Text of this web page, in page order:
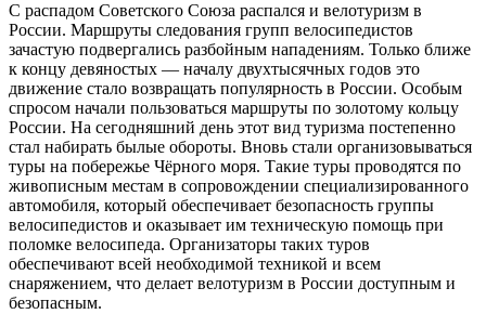
С распадом Советского Союза распался и велотуризм в
России. Маршруты следования групп велосипедистов
зачастую подвергались разбойным нападениям. Только ближе
к концу девяностых — началу двухтысячных годов это
движение стало возвращать популярность в России. Особым
спросом начали пользоваться маршруты по золотому кольцу
России. На сегодняшний день этот вид туризма постепенно
стал набирать былые обороты. Вновь стали организовываться
туры на побережье Чёрного моря. Такие туры проводятся по
живописным местам в сопровождении специализированного
автомобиля, который обеспечивает безопасность группы
велосипедистов и оказывает им техническую помощь при
поломке велосипеда. Организаторы таких туров
обеспечивают всей необходимой техникой и всем
снаряжением, что делает велотуризм в России доступным и
безопасным.